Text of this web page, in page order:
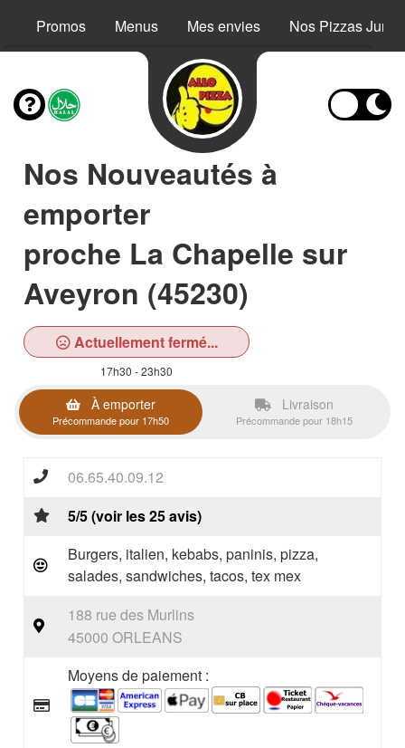
Promos Menus Mes envies Nos Pizzas Junior
Nos Nouveautés à
emporter
proche La Chapelle sur
Aveyron (45230)
Actuellement fermé...
17h30 - 23h30
À emporter
Précommande pour 17h50
Livraison
Précommande pour 18h15
06.65.40.09.12
5/5 (voir les 25 avis)
Burgers, italien, kebabs, paninis, pizza,
salades, sandwiches, tacos, tex mex
188 rue des Murlins
45000 ORLEANS
Moyens de paiement :